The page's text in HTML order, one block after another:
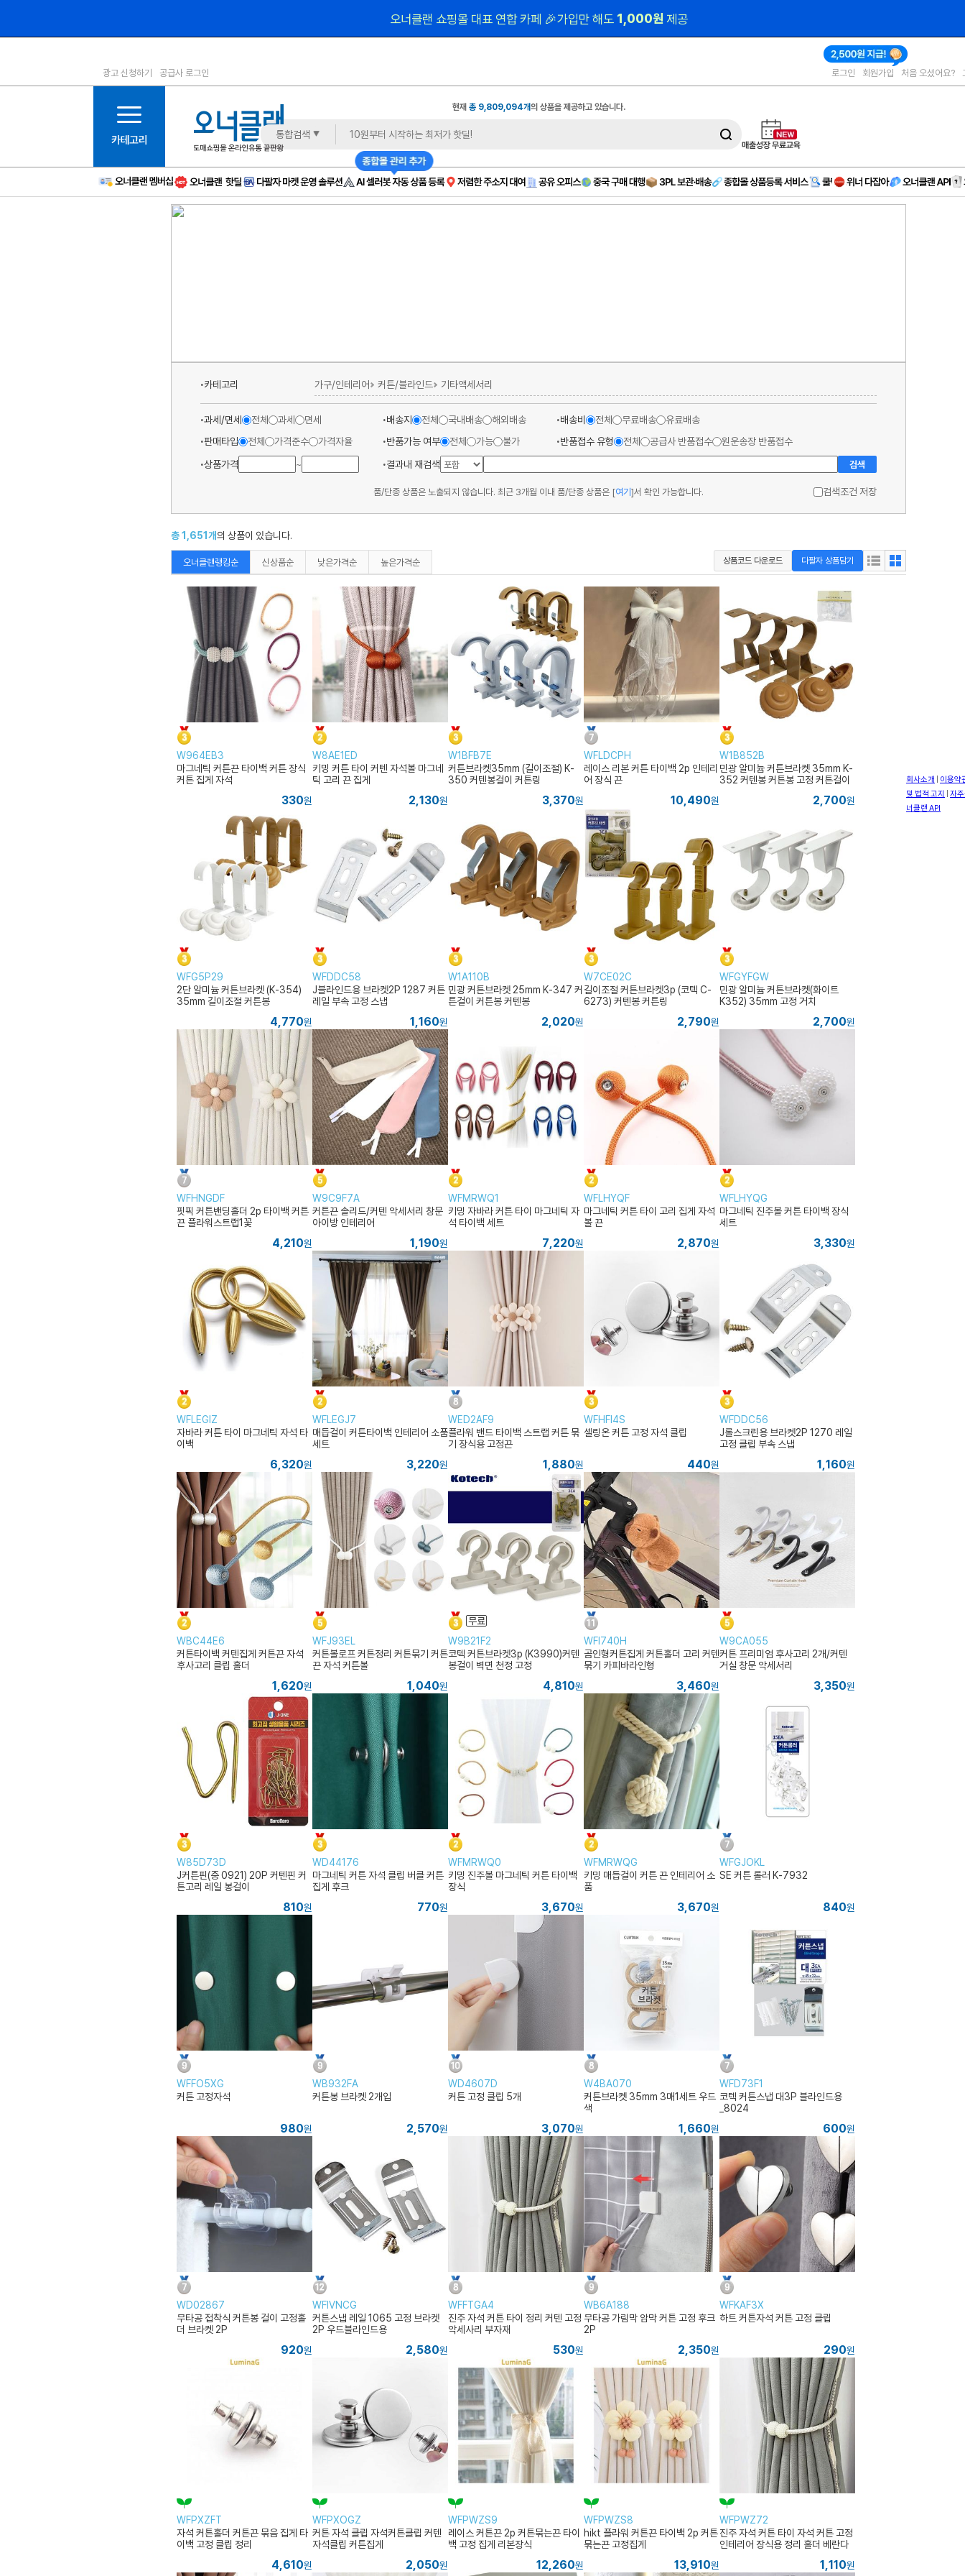
1등급
6등급
11등급
12등급
15등급
16등급
오너클랜 쇼핑몰 대표 연합 카페 🎉가입만 해도 1,000원 제공
광고 신청하기 공급사 로그인 로그인 회원가입 처음 오셨어요?
현재총 9,809,094개의 상품을 제공하고 있습니다.
통합검색
카테고리 가구/인테리어 커튼/블라인드 기타액세서리
과세/면세 전체 과세 면세 배송지 전체 국내배송 해외배송 배송비 전체 무료배송
유료배송
판매타입
전체 가격준수 가격자율 반품가능 여부 전체 가능 불가 반품접수 유형 전체 공급사 반품접수
원운송장 반품접수
상품가격
~ 결과내 재검색 검색
품/단종 상품은 노출되지 않습니다. 최근 3개월 이내 품/단종 상품은 [여기]서 확인 가능합니다. 검색조건 저장
총1,651개의 상품이 있습니다.
오너클랜랭킹순 신상품순 낮은가격순 높은가격순
W964EB3
마그네틱 커튼끈 타이백 커튼 장식
커튼 집게 자석
330원
W8AE1ED
키밍 커튼 타이 커텐 자석볼 마그네
틱 고리 끈 집게
2,130원
W1BFB7E
커튼브라켓35mm (길이조절) K-
350 커텐봉걸이 커튼링
3,370원
WFLDCPH
레이스 리본 커튼 타이백 2p 인테리
어 장식 끈
10,490원
W1B852B
민광 알미늄 커튼브라켓 35mm K-
352 커텐봉 커튼봉 고정 커튼걸이
2,700원
WFG5P29
2단 알미늄 커튼브라켓 (K-354)
35mm 길이조절 커튼봉
4,770원
WFDDC58
J블라인드용 브라켓2P 1287 커튼
레일 부속 고정 스냅
1,160원
W1A110B
민광 커튼브라켓 25mm K-347 커
튼걸이 커튼봉 커텐봉
2,020원
W7CE02C
길이조절 커튼브라켓3p (코텍 C-
6273) 커텐봉 커튼링
2,790원
WFGYFGW
민광 알미늄 커튼브라켓(화이트
K352) 35mm 고정 거치
2,700원
WFHNGDF
핏픽 커튼밴딩홀더 2p 타이백 커튼
끈 플라워스트랩1꽃
4,210원
W9C9F7A
커튼끈 솔리드/커텐 악세서리 창문
아이방 인테리어
1,190원
WFMRWQ1
키밍 자바라 커튼 타이 마그네틱 자
석 타이백 세트
7,220원
WFLHYQF
마그네틱 커튼 타이 고리 집게 자석
볼 끈
2,870원
WFLHYQG
마그네틱 진주볼 커튼 타이백 장식
세트
3,330원
WFLEGIZ
자바라 커튼 타이 마그네틱 자석 타
이백
6,320원
WFLEGJ7
매듭걸이 커튼타이백 인테리어 소품
세트
3,220원
WED2AF9
플라워 밴드 타이백 스트랩 커튼 묶
기 장식용 고정끈
1,880원
WFHFI4S
셀링온 커튼 고정 자석 클립
440원
WFDDC56
J롤스크린용 브라켓2P 1270 레일
고정 클립 부속 스냅
1,160원
WBC44E6
커튼타이백 커텐집게 커튼끈 자석
후사고리 클립 홀더
1,620원
WFJ93EL
커튼볼로프 커튼정리 커튼묶기 커튼
끈 자석 커튼볼
1,040원
W9B21F2
코텍 커튼브라켓3p (K3990)커텐
봉걸이 벽면 천정 고정
4,810원
WFI740H
곰인형커튼집게 커튼홀더 고리 커텐
묶기 카피바라인형
3,460원
W9CA055
커튼 프리미엄 후사고리 2개/커텐
거실 창문 악세서리
3,350원
W85D73D
J커튼핀(중 0921) 20P 커텐핀 커
튼고리 레일 봉걸이
810원
WD44176
마그네틱 커튼 자석 클립 버클 커튼
집게 후크
770원
WFMRWQ0
키밍 진주볼 마그네틱 커튼 타이백
장식
3,670원
WFMRWQG
키밍 매듭걸이 커튼 끈 인테리어 소
품
3,670원
WFGJOKL
SE 커튼 롤러 K-7932
840원
WFFO5XG
커튼 고정자석
980원
WB932FA
커튼봉 브라켓 2개입
2,570원
WD4607D
커튼 고정 클립 5개
3,070원
W4BA070
커튼브라켓 35mm 3매1세트 우드
색
1,660원
WFD73F1
코텍 커튼스냅 대3P 블라인드용
_8024
600원
WD02867
무타공 접착식 커튼봉 걸이 고정홀
더 브라켓 2P
920원
WFIVNCG
커튼스냅 레일 1065 고정 브라켓
2P 우드블라인드용
2,580원
WFFTGA4
진주 자석 커튼 타이 정리 커텐 고정
악세사리 부자재
530원
WB6A188
무타공 가림막 암막 커튼 고정 후크
2P
2,350원
WFKAF3X
하트 커튼자석 커튼 고정 클립
290원
WFPXZFT
자석 커튼홀더 커튼끈 묶음 집게 타
이백 고정 클립 정리
4,610원
WFPXOGZ
커튼 자석 클립 자석커튼클립 커텐
자석클립 커튼집게
2,050원
WFPWZS9
레이스 커튼끈 2p 커튼묶는끈 타이
백 고정 집게 리본장식
12,260원
WFPWZS8
hikt 플라워 커튼끈 타이백 2p 커튼
묶는끈 고정집게
13,910원
WFPWZ72
진주 자석 커튼 타이 자석 커튼 고정
인테리어 장식용 정리 홀더 베란다
1,110원